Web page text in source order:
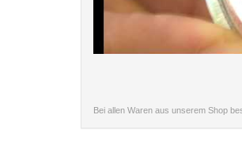
Bei allen Waren aus unserem Shop